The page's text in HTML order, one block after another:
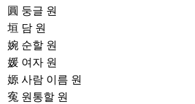
圓 둥글 원
垣 담 원
婉 순할 원
媛 여자 원
嫄 사람 이름 원
寃 원통할 원